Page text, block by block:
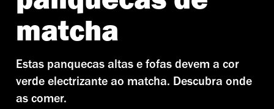
matcha
Estas panquecas altas e fofas devem a cor
verde electrizante ao matcha. Descubra onde
as comer.